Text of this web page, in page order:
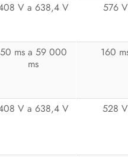
V a 638,4 V 576 V
50 ms a 59 000
ms
160
V a 638,4 V 528 V